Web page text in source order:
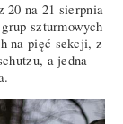
20 na 21 sierpnia
szturmowych
na pięć sekcji, z
a jedna